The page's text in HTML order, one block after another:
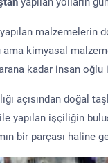
malzemelerin
ama kimyasal
kadar insan oğlu
açısından
yapılan işçiliğin
bir parçası haline